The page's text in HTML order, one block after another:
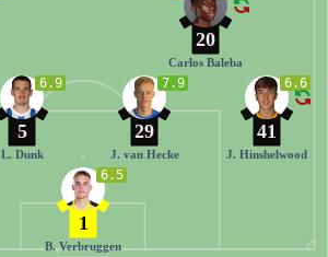
6.5
1
B. Verbruggen
6.9
5
L. Dunk
7.9
29
J. van Hecke
6.6
41
J. Hinshelwood
20
Carlos Baleba